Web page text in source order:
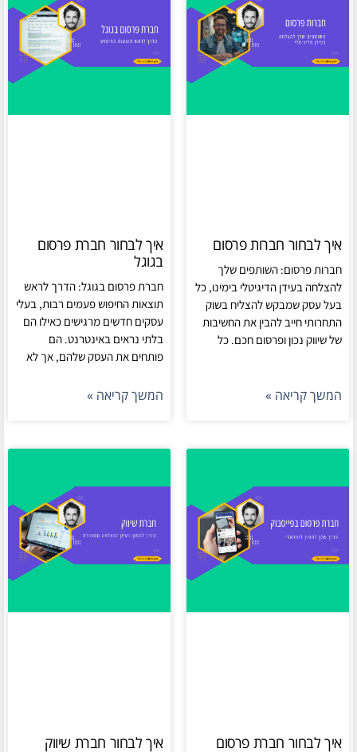
איך לבחור חברות פרסום
חברות פרסום: השותפים שלך
להצלחה בעידן הדיגיטלי בימינו, כל
בעל עסק שמבקש להצליח בשוק
התחרותי חייב להבין את החשיבות
של שיווק נכון ופרסום חכם. כל
המשך קריאה »
איך לבחור חברת פרסום
בגוגל
חברת פרסום בגוגל: הדרך לראש
תוצאות החיפוש פעמים רבות, בעלי
עסקים חדשים מרגישים כאילו הם
בלתי נראים באינטרנט. הם
פותחים את העסק שלהם, אך לא
המשך קריאה »
איך לבחור חברת פרסום
איך לבחור חברת שיווק